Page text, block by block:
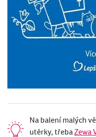
Na balení malých
utěrky, třeba Zewa